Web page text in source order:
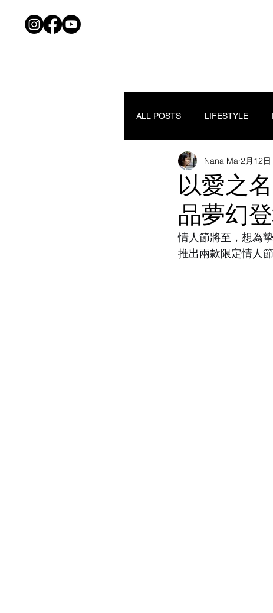
ALL POSTS LIFESTYLE
以愛之
品夢幻
Nana Ma 2月12日
情人節將至，想為
推出兩款限定情人